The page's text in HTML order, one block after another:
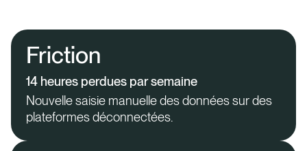
Friction
14 heures perdues par semaine
Nouvelle saisie manuelle des données sur des
plateformes déconnectées.